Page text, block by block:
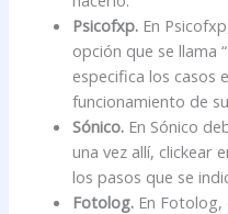
Psicofxp. En
opción que se llama
especifica los casos
funcionamiento de
Sónico. En Sónico
una vez allí, clickear
los pasos que se
Fotolog. En Fotolog,